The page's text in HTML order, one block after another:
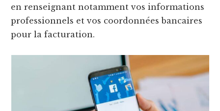
en renseignant notamment vos informations
professionnels et vos coordonnées bancaires
pour la facturation.